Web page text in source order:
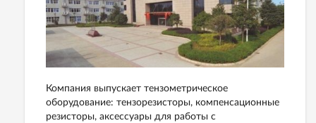
Компания выпускает тензометрическое
оборудование: тензорезисторы, компенсационные
резисторы, аксессуары для работы с